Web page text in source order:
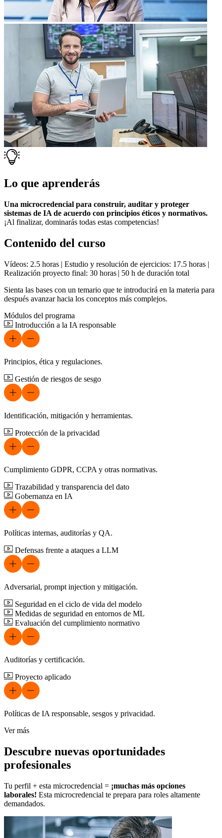
Lo que aprenderás
Una microcredencial para construir, auditar y proteger
sistemas de IA de acuerdo con principios éticos y normativos.
¡Al finalizar, dominarás todas estas competencias!
Contenido del curso
Vídeos: 2.5 horas | Estudio y resolución de ejercicios: 17.5 horas |
Realización proyecto final: 30 horas | 50 h de duración total
Sienta las bases con un temario que te introducirá en la materia para
después avanzar hacia los conceptos más complejos.
Módulos del programa
Introducción a la IA responsable
Principios, ética y regulaciones.
Gestión de riesgos de sesgo
Identificación, mitigación y herramientas.
Protección de la privacidad
Cumplimiento GDPR, CCPA y otras normativas.
Trazabilidad y transparencia del dato
Gobernanza en IA
Políticas internas, auditorías y QA.
Defensas frente a ataques a LLM
Adversarial, prompt injection y mitigación.
Seguridad en el ciclo de vida del modelo
Medidas de seguridad en entornos de ML
Evaluación del cumplimiento normativo
Auditorías y certificación.
Proyecto aplicado
Políticas de IA responsable, sesgos y privacidad.
Ver más
Descubre nuevas oportunidades
profesionales
Tu perfil + esta microcredencial = ¡muchas más opciones
laborales! Esta microcredencial te prepara para roles altamente
demandados.